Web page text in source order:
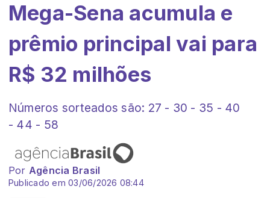
Mega-Sena acumula e
prêmio principal vai para
R$ 32 milhões
Números sorteados são: 27 - 30 - 35 - 40
- 44 - 58
Por Agência Brasil
Publicado em 03/06/2026 08:44